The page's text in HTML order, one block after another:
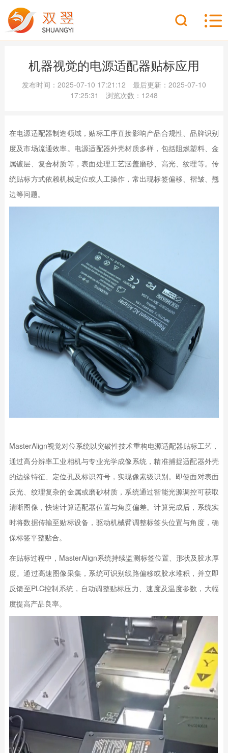
机器视觉的电源适配器贴标应用
发布时间：2025-07-10 17:21:12 最后更新：2025-07-10
17:25:31 浏览次数：1248
在电源适配器制造领域，贴标工序直接影响产品合规性、品牌识别
度及市场流通效率。电源适配器外壳材质多样，包括阻燃塑料、金
属镀层、复合材质等，表面处理工艺涵盖磨砂、高光、纹理等。传
统贴标方式依赖机械定位或人工操作，常出现标签偏移、褶皱、翘
边等问题。
MasterAlign视觉对位系统以突破性技术重构电源适配器贴标工艺，
通过高分辨率工业相机与专业光学成像系统，精准捕捉适配器外壳
的边缘特征、定位孔及标识符号，实现像素级识别。即使面对表面
反光、纹理复杂的金属或磨砂材质，系统通过智能光源调控可获取
清晰图像，快速计算适配器位置与角度偏差。计算完成后，系统实
时将数据传输至贴标设备，驱动机械臂调整标签头位置与角度，确
保标签平整贴合。
在贴标过程中，MasterAlign系统持续监测标签位置、形状及胶水厚
度。通过高速图像采集，系统可识别线路偏移或胶水堆积，并立即
反馈至PLC控制系统，自动调整贴标压力、速度及温度参数，大幅
度提高产品良率。